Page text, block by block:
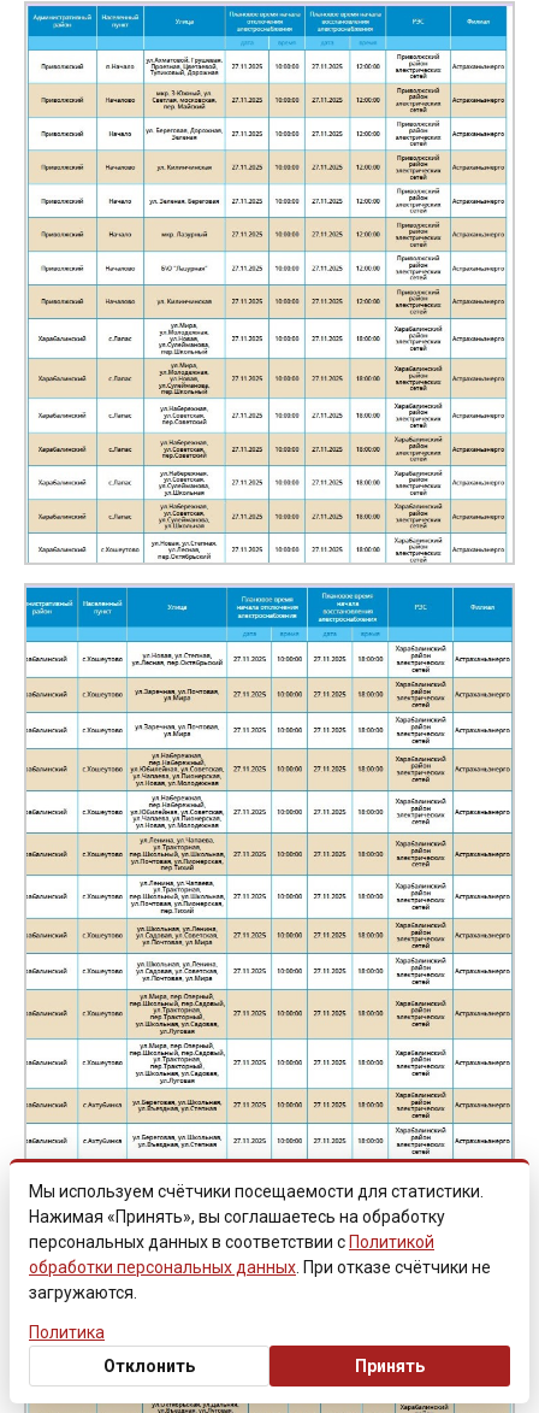
Мы используем счётчики посещаемости для статистики.
Нажимая «Принять», вы соглашаетесь на обработку
персональных данных в соответствии с Политикой
обработки персональных данных . При отказе счётчики не
загружаются.
Политика
Отклонить
Принять